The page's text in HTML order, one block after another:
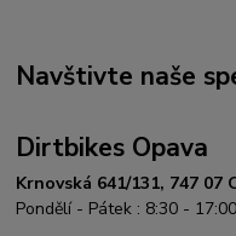
Navštivte naše
Dirtbikes Opava
Krnovská 641/131, 747 07
Pondělí - Pátek : 8:30 - 17:00